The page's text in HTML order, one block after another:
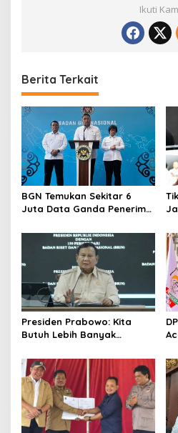
Ikuti
Berita Terkait
BGN Temukan Sekitar 6
Juta Data Ganda Penerima
Sudaryono
Presiden Prabowo: Kita
Butuh Lebih Banyak
Sains dan Teknologi